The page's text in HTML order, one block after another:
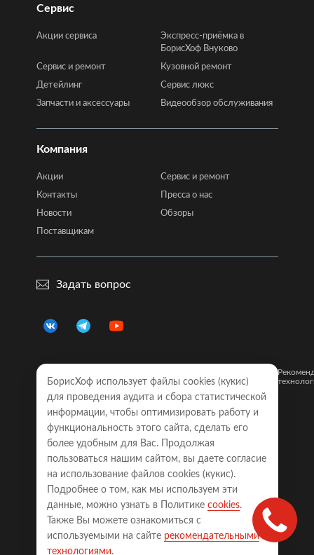
Сервис
Акции сервиса
Экспресс-приёмка в
БорисХоф Внуково
Сервис и ремонт
Кузовной ремонт
Детейлинг
Сервис люкс
Запчасти и аксессуары
Видеообзор обслуживания
Компания
Акции
Сервис и ремонт
Контакты
Пресса о нас
Новости
Обзоры
Поставщикам
Задать вопрос
Правовая
информация
конфиденциальности
сайта
Обращаем Ваше внимание на то, что все объявления о
моделях автомобилей, размещенные на настоящем
интернет-сайте, носят исключительно информационный
характер и ни при каких условиях не являются публичной
офертой, определяемой положениями Статьи 437
Гражданского кодекса Российской Федерации. Для
получения точной информации о наличии моделей с
требуемой комплектацией, техническими характеристиками
и цветовыми сочетаниями, а также точной стоимости
автомобилей, пожалуйста, обращайтесь к менеджерам
соответствующего автосалона.
Права на сайт принадлежат ООО «БОРИСХОФ ХОЛДИНГ»
(ИНН 7714700709, ОГРН 5077746977930)
БорисХоф использует файлы cookies (кукиc)
для проведения аудита и сбора статистической
информации, чтобы оптимизировать работу и
функциональность этого сайта, сделать его
более удобным для Вас. Продолжая
пользоваться нашим сайтом, вы даете согласие
на использование файлов cookies (кукиc).
Подробнее о том, как мы используем эти
данные, можно узнать в Политике cookies.
Также Вы можете ознакомиться с
используемыми на сайте рекомендательными
технологиями.